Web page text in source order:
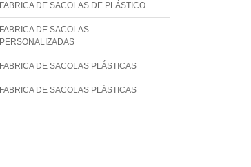
FABRICA DE SACOLAS DE PLÁSTICO
FABRICA DE SACOLAS
PERSONALIZADAS
FABRICA DE SACOLAS PLÁSTICAS
FABRICA DE SACOLAS PLÁSTICAS